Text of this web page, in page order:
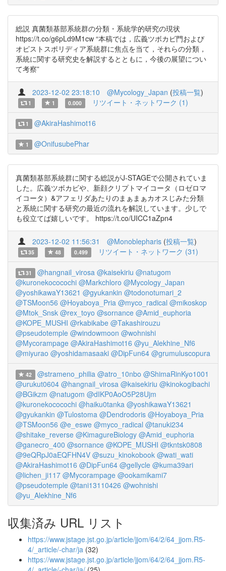
総説 真菌類基部系統群の分類・系統学的研究の現状
https://t.co/g6pLd9M1cw “本稿では，広義ツボカビ門および
オピストスポリディア系統群に焦点を当て，それらの分類，
系統に関する研究史を解説するとともに，今後の展望につい
て考察”
2023-12-02 23:18:10 @Mycology_Japan (投稿一覧)
1 1 0.000 リツイート・ネットワーク (1)
1 @AkiraHashimot16
1 @OnifusubePhar
真菌類基部系統群に関する総説がJ-STAGEで公開されていま
した。広義ツボカビや、新顔クリプトマイコータ（ロゼロマ
イコータ）&アフェリダあたりのまぁまぁカオスじみた分類
と系統に関する研究の最近の流れを解説しています。少しで
も役立てば嬉しいです。 https://t.co/UICC1aZpn4
2023-12-02 11:56:31 @Monoblepharis (投稿一覧)
35 48 0.499 リツイート・ネットワーク (31)
31 @hangnail_virosa @kaisekiriu @natugom
@kuronekococochi @Markchloro @Mycology_Japan
@yoshikawaY13621 @gyukankin @todonotumari_2
@TSMoon56 @Hoyaboya_Pria @myco_radical @mikoskop
@Mtok_Snsk @rex_toyo @sornance @Amid_euphoria
@KOPE_MUSHI @rkabikabe @Takashirouzu
@pseudotemple @windowmoon @wohnishi
@Mycorampage @AkiraHashimot16 @yu_Alekhine_Nf6
@miyurao @yoshidamasaaki @DipFun64 @grumuluscopura
42 @strameno_philia @atro_10nbo @ShimaRinKyo1001
@urukut0604 @hangnail_virosa @kaisekiriu @kinokogibachi
@BGikzm @natugom @dIKP0AoO5P28Ujm
@kuronekococochi @haiku0tanka @yoshikawaY13621
@gyukankin @Tulostoma @Dendrodoris @Hoyaboya_Pria
@TSMoon56 @e_eswe @myco_radical @tanuki234
@shitake_reverse @KimagureBiology @Amid_euphoria
@ganecro_400 @sornance @KOPE_MUSHI @tkntsk0808
@9eQRpJ0aEQFHN4V @suzu_kinokobook @wati_wati
@AkiraHashimot16 @DipFun64 @gellycle @kuma39ari
@lichen_ji117 @Mycorampage @ookamikami7
@pseudotemple @tani13110426 @wohnishi
@yu_Alekhine_Nf6
収集済み URL リスト
https://www.jstage.jst.go.jp/article/jjom/64/2/64_jjom.R5-
4/_article/-char/ja (32)
https://www.jstage.jst.go.jp/article/jjom/64/2/64_jjom.R5-